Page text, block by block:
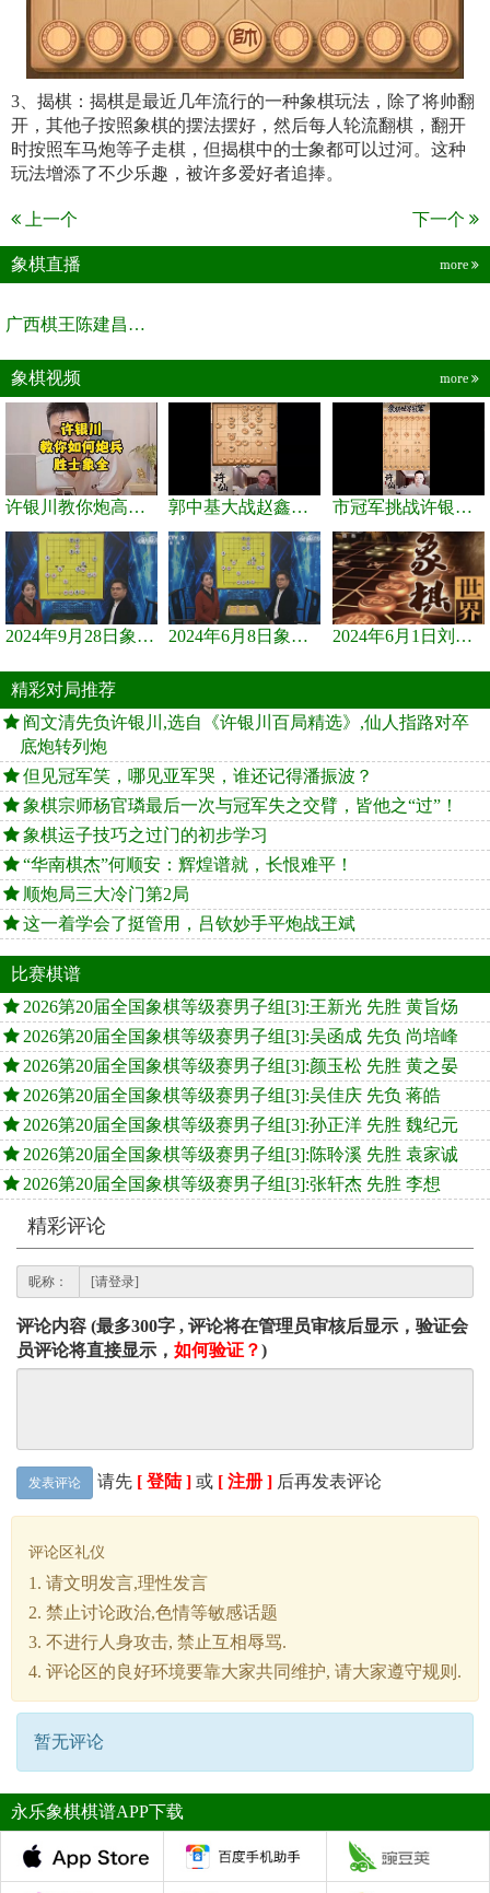
3、揭棋：揭棋是最近几年流行的一种象棋玩法，除了将帅翻
开，其他子按照象棋的摆法摆好，然后每人轮流翻棋，翻开
时按照车马炮等子走棋，但揭棋中的士象都可以过河。这种
玩法增添了不少乐趣，被许多爱好者追捧。
上一个 下一个
象棋直播 more
广西棋王陈建昌直播间
象棋视频 more
许银川教你炮高兵士象全如何赢士象全，简单四步即可 郭中基大战赵鑫鑫，许银川激情讲解 市冠军挑战许银川，急进中兵变化真激烈！
2024年9月28日象棋世界栏目，刘君、蒋川讲解了第九届杨官璘杯象棋... 2024年6月8日象棋世界，刘君、蒋川讲解了第九届杨官璘杯全国象棋... 2024年6月1日刘君、蒋川讲解第三届上海杯象棋大师赛谢靖与李少庚...
精彩对局推荐
阎文清先负许银川,选自《许银川百局精选》,仙人指路对卒
底炮转列炮
但见冠军笑，哪见亚军哭，谁还记得潘振波？
象棋宗师杨官璘最后一次与冠军失之交臂，皆他之“过”！
象棋运子技巧之过门的初步学习
“华南棋杰”何顺安：辉煌谱就，长恨难平！
顺炮局三大冷门第2局
这一着学会了挺管用，吕钦妙手平炮战王斌
比赛棋谱
2026第20届全国象棋等级赛男子组[3]:王新光 先胜 黄旨炀
2026第20届全国象棋等级赛男子组[3]:吴函成 先负 尚培峰
2026第20届全国象棋等级赛男子组[3]:颜玉松 先胜 黄之晏
2026第20届全国象棋等级赛男子组[3]:吴佳庆 先负 蒋皓
2026第20届全国象棋等级赛男子组[3]:孙正洋 先胜 魏纪元
2026第20届全国象棋等级赛男子组[3]:陈聆溪 先胜 袁家诚
2026第20届全国象棋等级赛男子组[3]:张轩杰 先胜 李想
精彩评论
昵称：
评论内容 (最多300字 , 评论将在管理员审核后显示，验证会
员评论将直接显示， 如何验证？)
发表评论 请先 [ 登陆 ] 或 [ 注册 ] 后再发表评论
评论区礼仪
1. 请文明发言,理性发言
2. 禁止讨论政治,色情等敏感话题
3. 不进行人身攻击, 禁止互相辱骂.
4. 评论区的良好环境要靠大家共同维护, 请大家遵守规则.
暂无评论
永乐象棋棋谱APP下载